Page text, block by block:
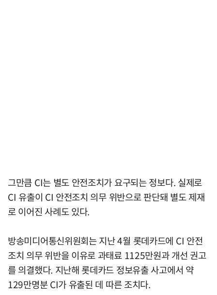
그만큼 CI는 별도 안전조치가 요구되는 정보다. 실제로
CI 유출이 CI 안전조치 의무 위반으로 판단돼 별도 제재
로 이어진 사례도 있다.
방송미디어통신위원회는 지난 4월 롯데카드에 CI 안전
조치 의무 위반을 이유로 과태료 1125만원과 개선 권고
를 의결했다. 지난해 롯데카드 정보유출 사고에서 약
129만명분 CI가 유출된 데 따른 조치다.